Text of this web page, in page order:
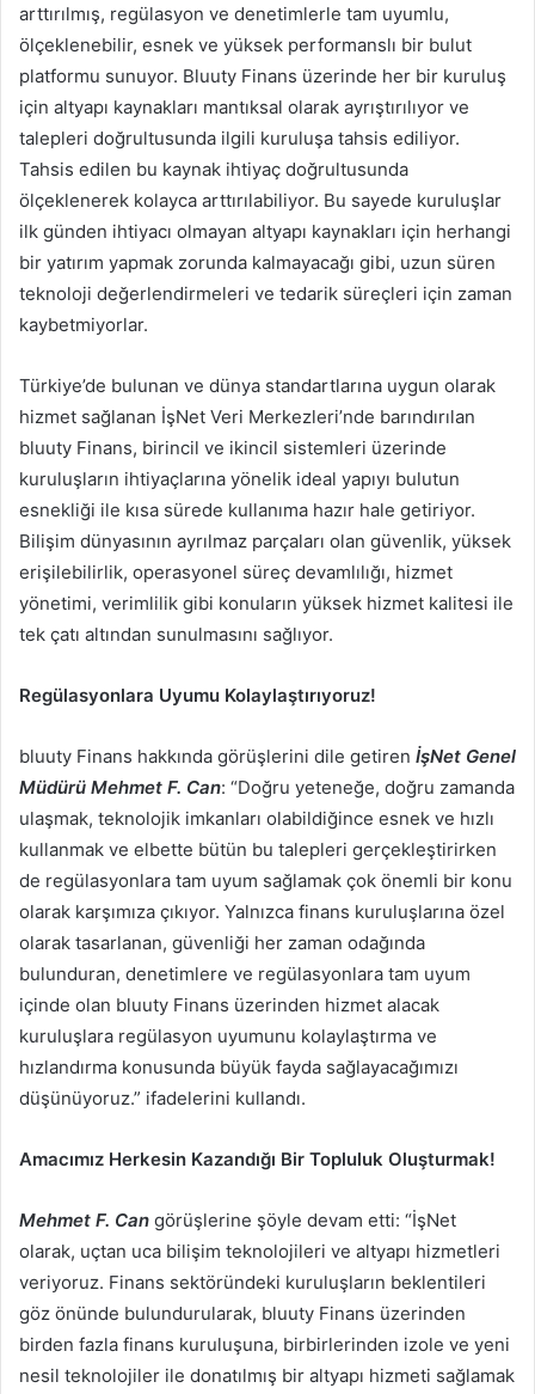
arttırılmış, regülasyon ve denetimlerle tam uyumlu,
ölçeklenebilir, esnek ve yüksek performanslı bir bulut
platformu sunuyor. Bluuty Finans üzerinde her bir kuruluş
için altyapı kaynakları mantıksal olarak ayrıştırılıyor ve
talepleri doğrultusunda ilgili kuruluşa tahsis ediliyor.
Tahsis edilen bu kaynak ihtiyaç doğrultusunda
ölçeklenerek kolayca arttırılabiliyor. Bu sayede kuruluşlar
ilk günden ihtiyacı olmayan altyapı kaynakları için herhangi
bir yatırım yapmak zorunda kalmayacağı gibi, uzun süren
teknoloji değerlendirmeleri ve tedarik süreçleri için zaman
kaybetmiyorlar.
Türkiye’de bulunan ve dünya standartlarına uygun olarak
hizmet sağlanan İşNet Veri Merkezleri’nde barındırılan
bluuty Finans, birincil ve ikincil sistemleri üzerinde
kuruluşların ihtiyaçlarına yönelik ideal yapıyı bulutun
esnekliği ile kısa sürede kullanıma hazır hale getiriyor.
Bilişim dünyasının ayrılmaz parçaları olan güvenlik, yüksek
erişilebilirlik, operasyonel süreç devamlılığı, hizmet
yönetimi, verimlilik gibi konuların yüksek hizmet kalitesi ile
tek çatı altından sunulmasını sağlıyor.
Regülasyonlara Uyumu Kolaylaştırıyoruz!
bluuty Finans hakkında görüşlerini dile getiren İşNet Genel
Müdürü Mehmet F. Can: “Doğru yeteneğe, doğru zamanda
ulaşmak, teknolojik imkanları olabildiğince esnek ve hızlı
kullanmak ve elbette bütün bu talepleri gerçekleştirirken
de regülasyonlara tam uyum sağlamak çok önemli bir konu
olarak karşımıza çıkıyor. Yalnızca finans kuruluşlarına özel
olarak tasarlanan, güvenliği her zaman odağında
bulunduran, denetimlere ve regülasyonlara tam uyum
içinde olan bluuty Finans üzerinden hizmet alacak
kuruluşlara regülasyon uyumunu kolaylaştırma ve
hızlandırma konusunda büyük fayda sağlayacağımızı
düşünüyoruz.” ifadelerini kullandı.
Amacımız Herkesin Kazandığı Bir Topluluk Oluşturmak!
Mehmet F. Can görüşlerine şöyle devam etti: “İşNet
olarak, uçtan uca bilişim teknolojileri ve altyapı hizmetleri
veriyoruz. Finans sektöründeki kuruluşların beklentileri
göz önünde bulundurularak, bluuty Finans üzerinden
birden fazla finans kuruluşuna, birbirlerinden izole ve yeni
nesil teknolojiler ile donatılmış bir altyapı hizmeti sağlamak